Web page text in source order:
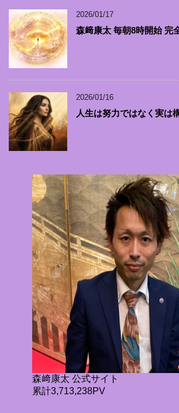
2026/01/17
森﨑康太 毎朝8時開始 完
2026/01/16
人生は努力ではなく実は
森﨑康太 公式サイト
累計3,713,238PV